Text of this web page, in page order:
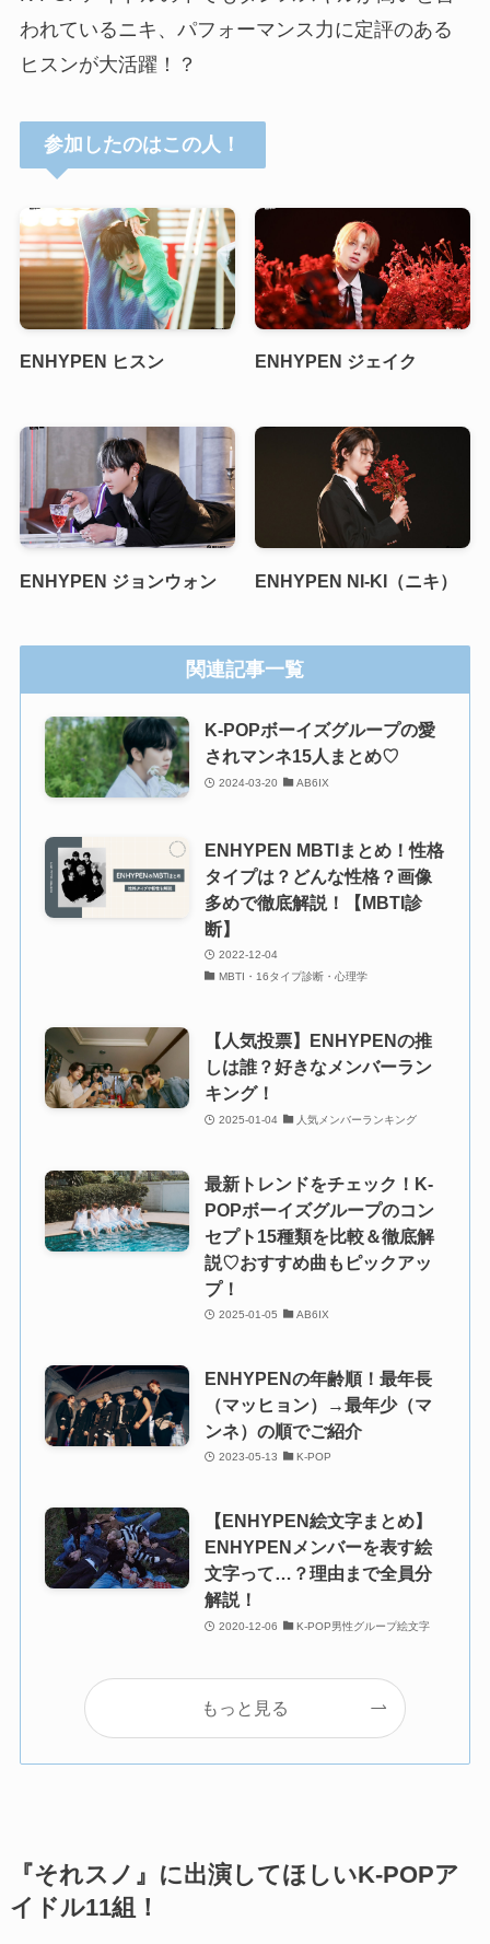
われているニキ、パフォーマンス力に定評のある
ヒスンが大活躍！？
参加したのはこの人！
ENHYPEN ヒスン ENHYPEN ジェイク
ENHYPEN ジョンウォン ENHYPEN NI-KI（ニキ）
関連記事一覧
K-POPボーイズグループの愛
されマンネ15人まとめ♡
2024-03-20 AB6IX
ENHYPEN MBTIまとめ！性格
タイプは？どんな性格？画像
多めで徹底解説！【MBTI診
断】
2022-12-04
MBTI・16タイプ診断・心理学
【人気投票】ENHYPENの推
しは誰？好きなメンバーラン
キング！
2025-01-04 人気メンバーランキング
最新トレンドをチェック！K-
POPボーイズグループのコン
セプト15種類を比較＆徹底解
説♡おすすめ曲もピックアッ
プ！
2025-01-05 AB6IX
ENHYPENの年齢順！最年長
（マッヒョン）→最年少（マ
ンネ）の順でご紹介
2023-05-13 K-POP
【ENHYPEN絵文字まとめ】
ENHYPENメンバーを表す絵
文字って…？理由まで全員分
解説！
2020-12-06 K-POP男性グループ絵文字
もっと見る
『それスノ』に出演してほしいK-POPア
イドル11組！